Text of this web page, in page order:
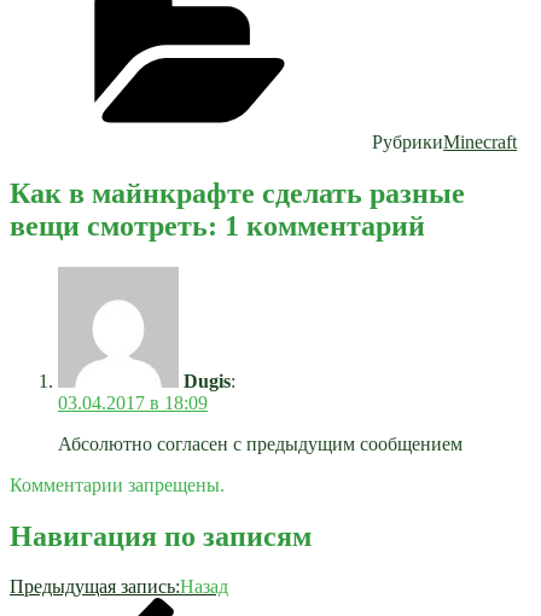
РубрикиMinecraft
Как в майнкрафте сделать разные
вещи смотреть: 1 комментарий
Dugis:
03.04.2017 в 18:09
Абсолютно согласен с предыдущим сообщением
Комментарии запрещены.
Навигация по записям
Предыдущая запись:Назад